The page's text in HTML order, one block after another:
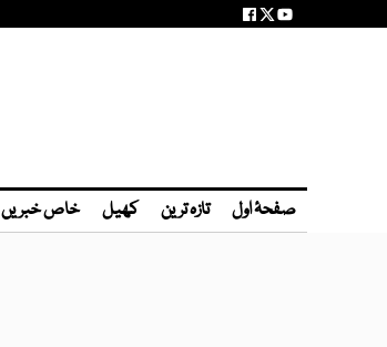
صفحۂ اول تازہ ترین کھیل خاص خبریں